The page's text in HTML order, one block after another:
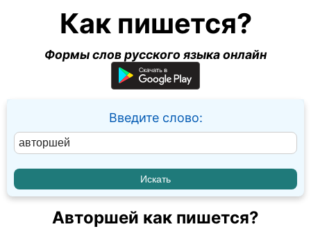
Как пишется?
Формы слов русского языка онлайн
Введите слово:
Авторшей как пишется?